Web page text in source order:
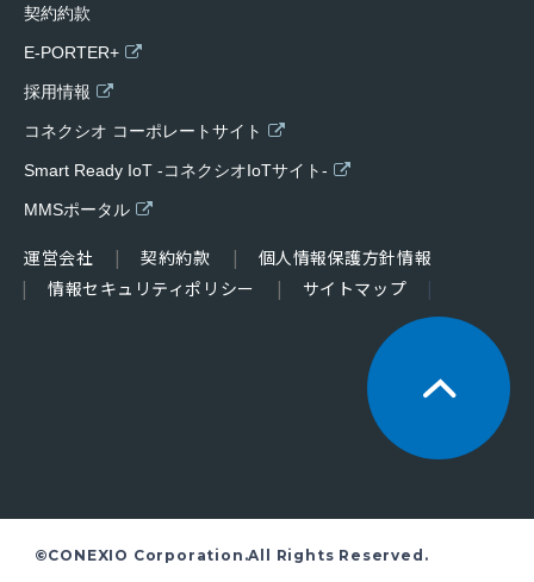
契約約款
E-PORTER+
採用情報
コネクシオ コーポレートサイト
Smart Ready IoT -コネクシオIoTサイト-
MMSポータル
運営会社 契約約款
個人情報保護方針情報
情報セキュリティポリシー
サイトマップ
©CONEXIO Corporation.All Rights Reserved.